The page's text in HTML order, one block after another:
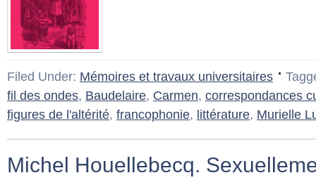
Filed Under: Mémoires et travaux universitaires
fil des ondes, Baudelaire, Carmen, correspondances
figures de l'altérité, francophonie, littérature, Murielle
Michel Houellebecq.